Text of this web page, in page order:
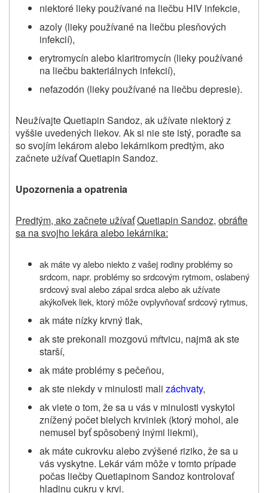
niektoré lieky používané na liečbu HIV infekcie,
azoly (lieky používané na liečbu plesňových
infekcií),
erytromycín alebo klaritromycín (lieky používané
na liečbu bakteriálnych infekcií),
nefazodón (lieky používané na liečbu depresie).
Neužívajte Quetiapin Sandoz, ak užívate niektorý z
vyššie uvedených liekov. Ak si nie ste istý, poraďte sa
so svojím lekárom alebo lekárnikom predtým, ako
začnete užívať Quetiapin Sandoz.
Upozornenia a opatrenia
Predtým, ako začnete užívaťQuetiapin Sandoz, obráťte
sa na svojho lekára alebo lekárnika:
ak máte vy alebo niekto z vašej rodiny problémy so
srdcom, napr. problémy so srdcovým rytmom, oslabený
srdcový sval alebo zápal srdca alebo ak užívate
akýkoľvek liek, ktorý môže ovplyvňovať srdcový rytmus,
ak máte nízky krvný tlak,
ak ste prekonali mozgovú mŕtvicu, najmä ak ste
starší,
ak máte problémy s pečeňou,
ak ste niekdy v minulosti mali záchvaty,
ak viete o tom, že sa u vás v minulosti vyskytol
znížený počet bielych krviniek (ktorý mohol, ale
nemusel byť spôsobený inými liekmi),
ak máte cukrovku alebo zvýšené riziko, že sa u
vás vyskytne. Lekár vám môže v tomto prípade
počas liečbyQuetiapinom Sandoz kontrolovať
hladinu cukru v krvi.